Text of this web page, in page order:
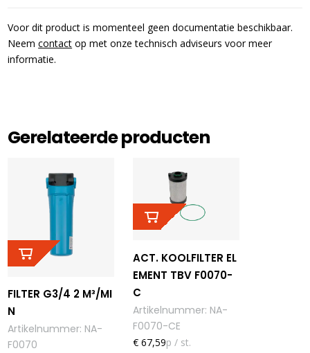
Voor dit product is momenteel geen documentatie beschikbaar.
Neemcontact op met onze technisch adviseurs voor meer
informatie.
Gerelateerde producten
FILTER G3/4 2 M³/MI
N
Artikelnummer: NA-
F0070
ACT. KOOLFILTER EL
EMENT TBV F0070-
C
Artikelnummer: NA-
F0070-CE
€ 67,59p / st.